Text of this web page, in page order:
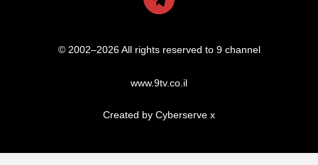
© 2002–2026 All rights reserved to 9 channel
www.9tv.co.il
Created by Cyberserve x